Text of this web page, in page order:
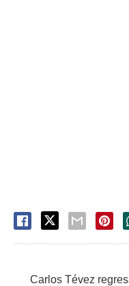
Carlos Tévez